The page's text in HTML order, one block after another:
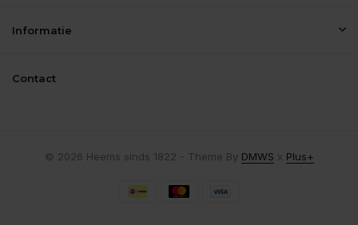
Informatie
Contact
© 2026 Heems sinds 1822 - Theme By DMWS x Plus+